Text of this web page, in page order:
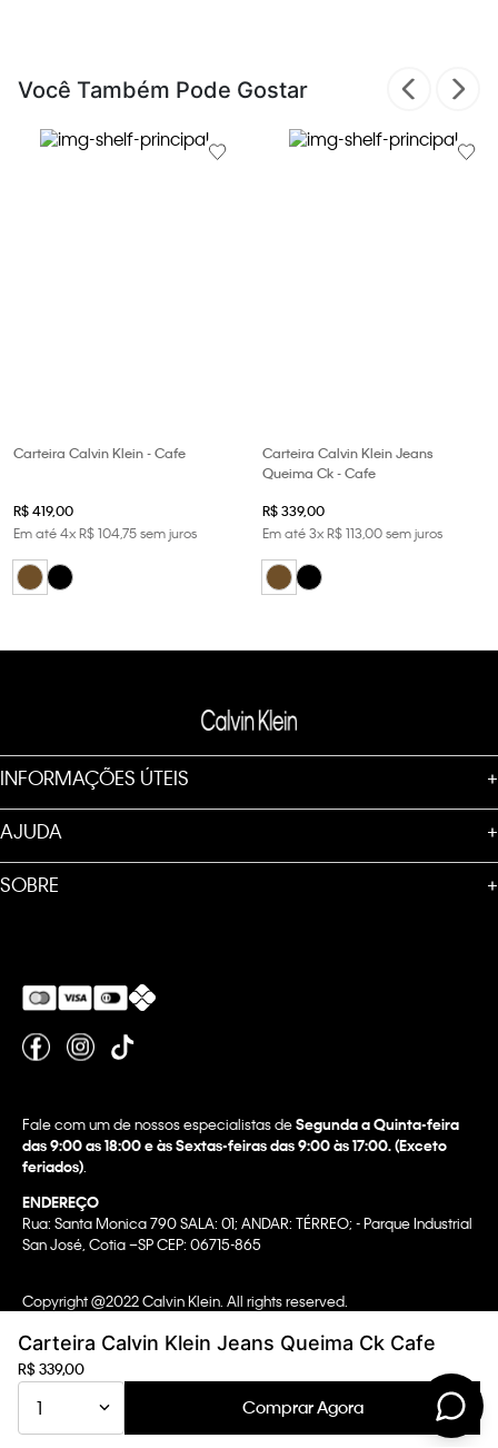
Carteira Calvin Klein Jeans Queima Ck Cafe
R$339,00
1 Comprar Agora
Você Também Pode Gostar
Carteira Calvin Klein - Cafe
R$419,00
Em até4xR$10475sem juros
Carteira Calvin Klein Jeans
Queima Ck - Cafe
R$339,00
Em até3xR$11300sem juros
INFORMAÇÕES ÚTEIS +
AJUDA +
SOBRE +
Fale com um de nossos especialistas deSegunda a Quinta-feira
das 9:00 as 18:00 e às Sextas-feiras das 9:00 às 17:00. (Exceto
feriados)
ENDEREÇO
Rua: Santa Monica 790 SALA: 01; ANDAR: TÉRREO; - Parque Industrial
San José, Cotia –SP CEP: 06715-865
Copyright @2022 Calvin Klein. All rights reserved.
CNPJ 07.296.319/0058-90
CA Transparency In Supply Chain & UK Modern Slavery Statement |
Privacy Policy | Terms & Conditions